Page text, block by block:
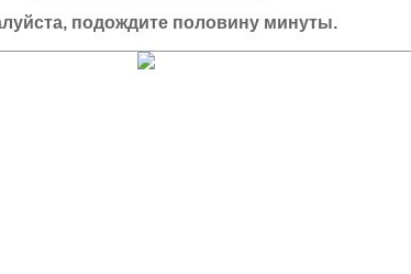
подождите половину минуты.